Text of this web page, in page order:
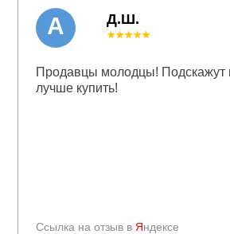
Д.Ш.
Ссылка на отзыв в Яндексе
★★★★★
Продавцы молодцы! Подскажут
лучше купить!
А